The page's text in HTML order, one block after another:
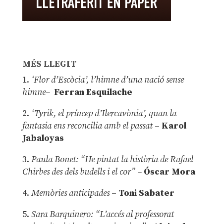
MÉS LLEGIT
1. ‘Flor d’Escòcia’, l’himne d’una nació sense
himne– Ferran Esquilache
2. ‘Tyrik, el príncep d’Ilercavònia’, quan la
fantasia ens reconcilia amb el passat– Karol
Jabaloyas
3. Paula Bonet: “He pintat la història de Rafael
Chirbes des dels budells i el cor” –Óscar Mora
4. Memòries anticipades– Toni Sabater
5. Sara Barquinero: “L’accés al professorat